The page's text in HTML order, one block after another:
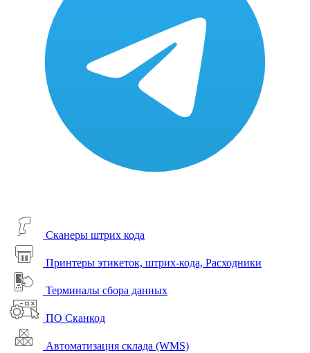
Сканеры штрих кода
Принтеры этикеток, штрих-кода, Расходники
Терминалы сбора данных
ПО Сканкод
Автоматизация склада (WMS)